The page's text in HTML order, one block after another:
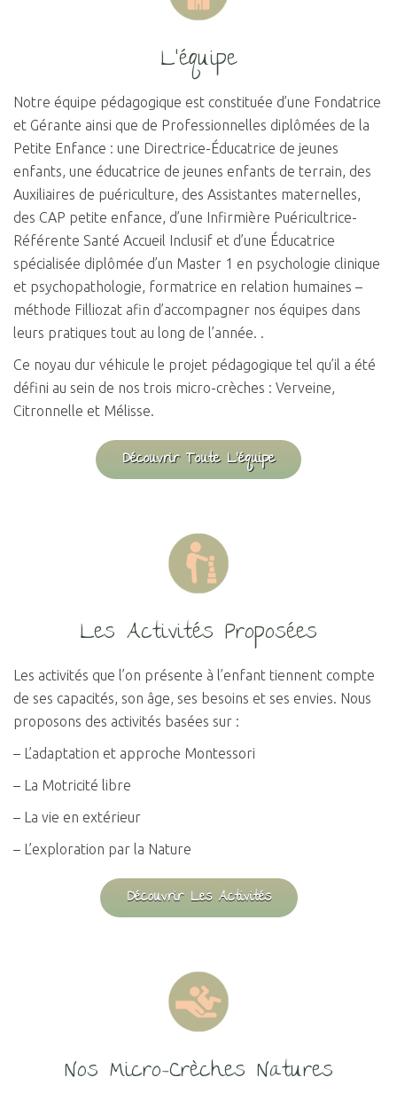
L'équipe
Notre équipe pédagogique est constituée d’une Fondatrice
et Gérante ainsi que de Professionnelles diplômées de la
Petite Enfance : une Directrice-Éducatrice de jeunes
enfants, une éducatrice de jeunes enfants de terrain, des
Auxiliaires de puériculture, des Assistantes maternelles,
des CAP petite enfance, d’une Infirmière Puéricultrice-
Référente Santé Accueil Inclusif et d’une Éducatrice
spécialisée diplômée d’un Master 1 en psychologie clinique
et psychopathologie, formatrice en relation humaines –
méthode Filliozat afin d’accompagner nos équipes dans
leurs pratiques tout au long de l’année. .
Ce noyau dur véhicule le projet pédagogique tel qu’il a été
défini au sein de nos trois micro-crèches : Verveine,
Citronnelle et Mélisse.
Découvrir Toute L'équipe
Les Activités Proposées
Les activités que l’on présente à l’enfant tiennent compte
de ses capacités, son âge, ses besoins et ses envies. Nous
proposons des activités basées sur :
– L’adaptation et approche Montessori
– La Motricité libre
– La vie en extérieur
– L’exploration par la Nature
Découvrir Les Activités
Nos Micro-Crèches Natures